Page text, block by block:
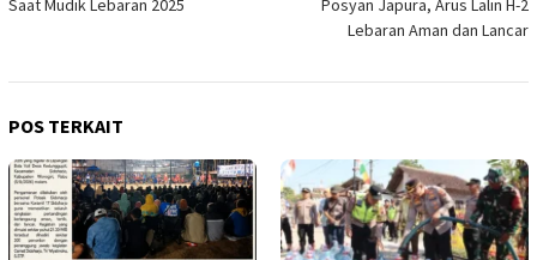
Saat Mudik Lebaran 2025
Posyan Japura, Arus Lalin H-2
Lebaran Aman dan Lancar
POS TERKAIT